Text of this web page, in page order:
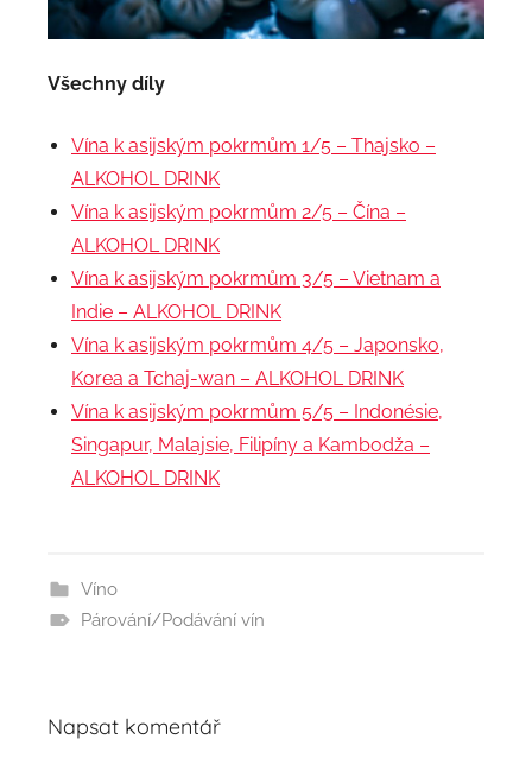
Všechny díly
Vína k asijským pokrmům 1/5 – Thajsko –
ALKOHOL DRINK
Vína k asijským pokrmům 2/5 – Čína –
ALKOHOL DRINK
Vína k asijským pokrmům 3/5 – Vietnam a
Indie – ALKOHOL DRINK
Vína k asijským pokrmům 4/5 – Japonsko,
Korea a Tchaj-wan – ALKOHOL DRINK
Vína k asijským pokrmům 5/5 – Indonésie,
Singapur, Malajsie, Filipíny a Kambodža –
ALKOHOL DRINK
Víno
Párování/Podávání vín
Napsat komentář